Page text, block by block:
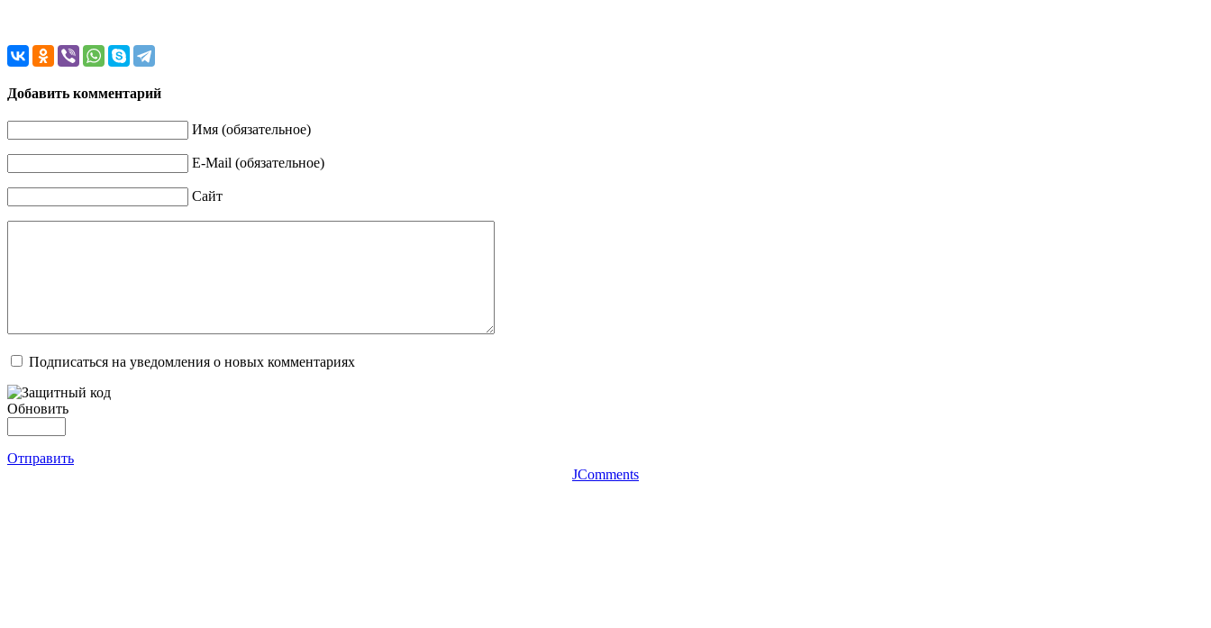
Добавить комментарий
Имя (обязательное)
E-Mail (обязательное)
Сайт
Подписаться на уведомления о новых комментариях
Обновить
Отправить
JComments